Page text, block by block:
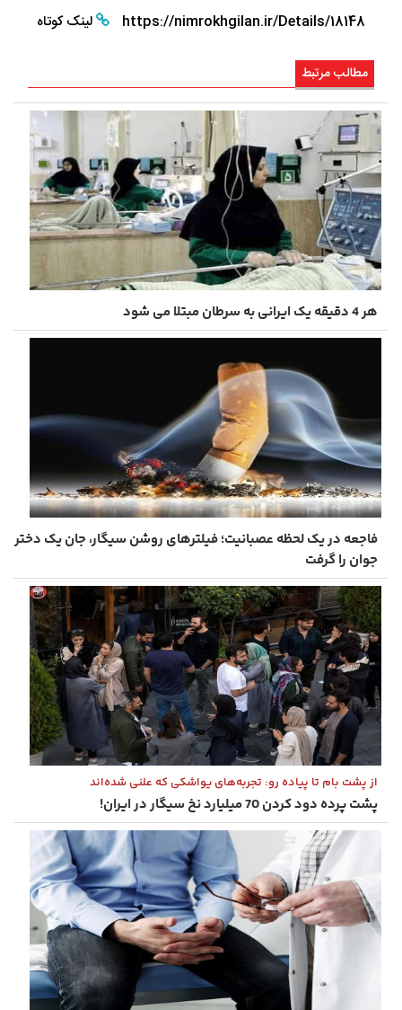
https://nimrokhgilan.ir/Details/18148 لینک کوتاه
مطالب مرتبط
هر 4 دقیقه یک ایرانی به سرطان مبتلا می شود
فاجعه در یک لحظه عصبانیت؛ فیلترهای روشن سیگار، جان یک دختر
جوان را گرفت
از پشت بام تا پیاده‌ رو: تجربه‌های یواشکی که علنی شده‌اند
پشت پرده دود کردن 70 میلیارد نخ سیگار در ایران!